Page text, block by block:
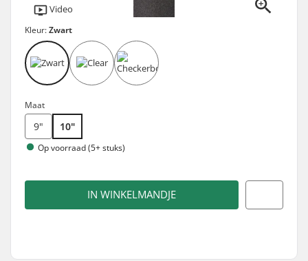
Video
Kleur:Zwart
Maat
9" 10"
Op voorraad (5+ stuks)
IN WINKELMANDJE